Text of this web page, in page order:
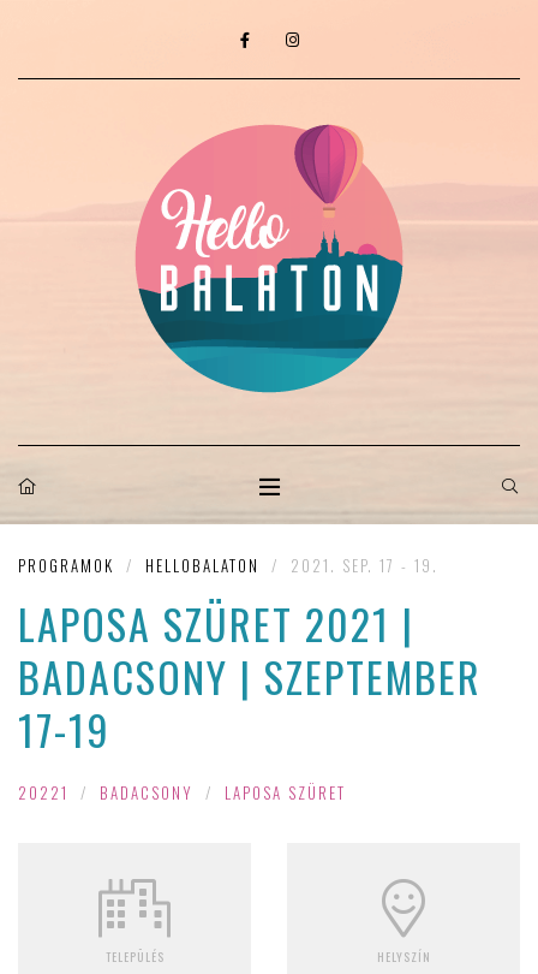
PROGRAMOK / HELLOBALATON / 2021. SEP. 17 - 19.
LAPOSA SZÜRET 2021 |
BADACSONY | SZEPTEMBER
17-19
20221 / BADACSONY / LAPOSA SZÜRET
TELEPÜLÉS HELYSZÍN